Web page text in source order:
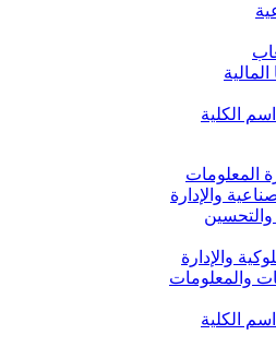
المالية
الكلية
المعلومات
والإدارة
والتحسين
والإدارة
والمعلومات
الكلية